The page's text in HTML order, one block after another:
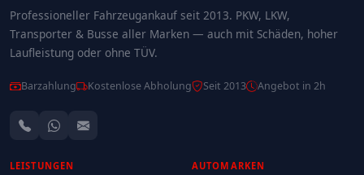
Professioneller Fahrzeugankauf seit 2013. PKW, LKW,
Transporter & Busse aller Marken — auch mit Schäden, hoher
Laufleistung oder ohne TÜV.
Barzahlung Kostenlose Abholung Seit 2013 Angebot in 2h
LEISTUNGEN AUTOMARKEN